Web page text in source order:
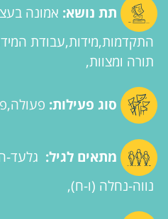
תת נושא: אמונה
התקדמות מידות עבודת
תורה ומצוות
סוג פעילות: פעולה
מתאים לגיל: גלעד-
נווה-נחלה (ו-ח)